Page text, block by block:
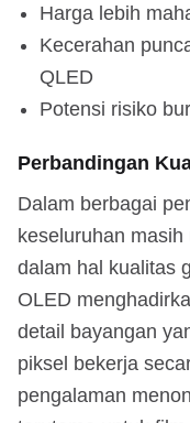
Harga lebih
Kecerahan
QLED
Potensi risiko
Perbandingan
Dalam berbagai
keseluruhan
dalam hal kualitas
OLED
detail bayangan
piksel bekerja
pengalaman